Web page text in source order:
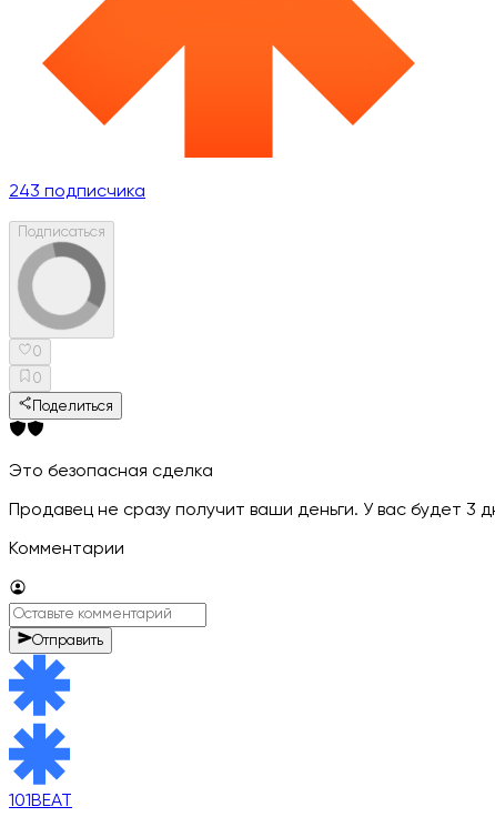
243 подписчика
Подписаться
0
0
Поделиться
Это безопасная сделка
Продавец не сразу получит ваши деньги. У вас будет
Комментарии
Отправить
101BEAT